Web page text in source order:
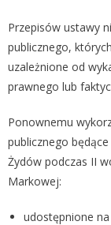
Przepisów ustawy
publicznego,
uzależnione od
prawnego lub
Ponownemu
publicznego
Żydów podczas II
Markowej:
udostępnione